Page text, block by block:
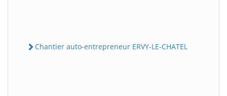
Chantier auto-entrepreneur ERVY-LE-CHATEL